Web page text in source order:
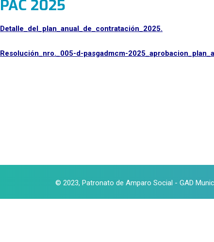
PAC 2025
Detalle_del_plan_anual_de_contratación_2025.
Resolución_nro._005-d-pasgadmcm-
© 2023, Patronato de Amparo Social - GAD